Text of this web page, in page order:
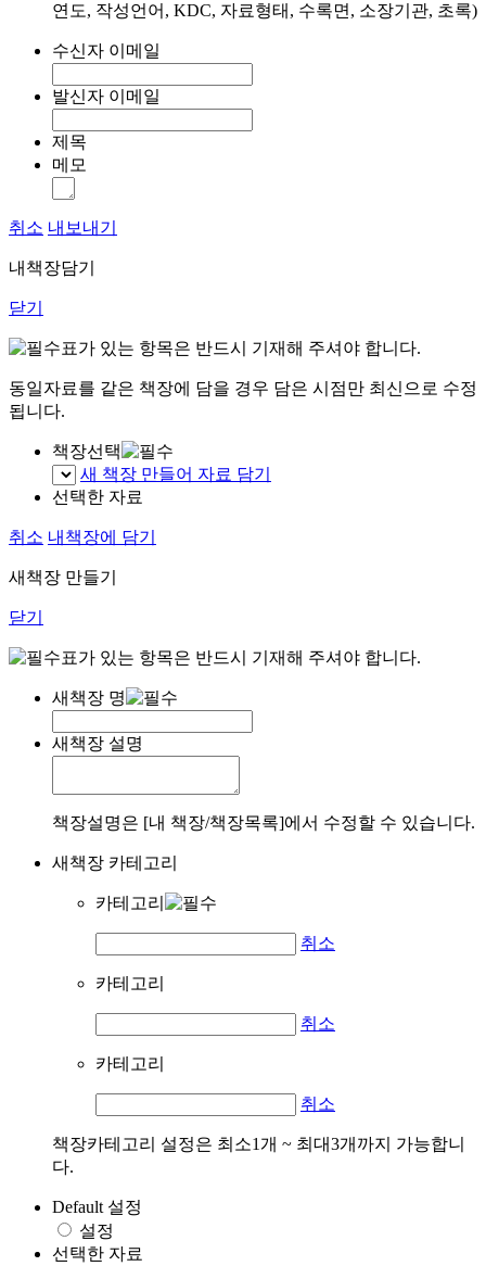
연도, 작성언어, KDC, 자료형태, 수록면, 소장기관, 초록)
수신자 이메일
발신자 이메일
제목
메모
취소 내보내기
내책장담기
닫기
표가 있는 항목은 반드시 기재해 주셔야 합니다.
동일자료를 같은 책장에 담을 경우 담은 시점만 최신으로 수정
됩니다.
책장선택
새 책장 만들어 자료 담기
선택한 자료
취소 내책장에 담기
새책장 만들기
닫기
표가 있는 항목은 반드시 기재해 주셔야 합니다.
새책장 명
새책장 설명
책장설명은 [내 책장/책장목록]에서 수정할 수 있습니다.
새책장 카테고리
카테고리
취소
카테고리
취소
카테고리
취소
책장카테고리 설정은 최소1개 ~ 최대3개까지 가능합니
다.
Default 설정
설정
선택한 자료